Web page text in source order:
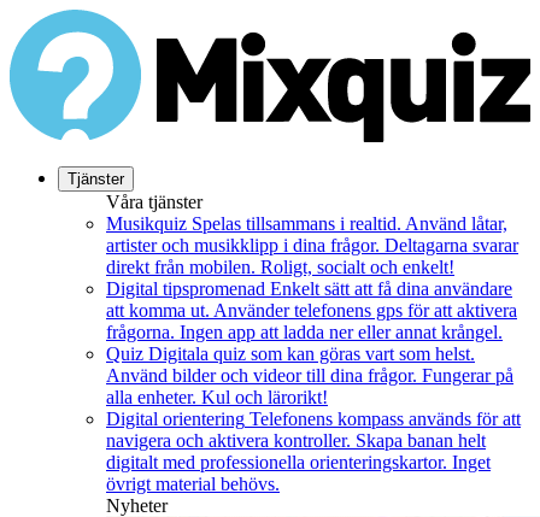
Tjänster
Våra tjänster
Musikquiz Spelas tillsammans i realtid. Använd låtar,
artister och musikklipp i dina frågor. Deltagarna svarar
direkt från mobilen. Roligt, socialt och enkelt!
Digital tipspromenad Enkelt sätt att få dina användare
att komma ut. Använder telefonens gps för att aktivera
frågorna. Ingen app att ladda ner eller annat krångel.
Quiz Digitala quiz som kan göras vart som helst.
Använd bilder och videor till dina frågor. Fungerar på
alla enheter. Kul och lärorikt!
Digital orientering Telefonens kompass används för att
navigera och aktivera kontroller. Skapa banan helt
digitalt med professionella orienteringskartor. Inget
övrigt material behövs.
Nyheter